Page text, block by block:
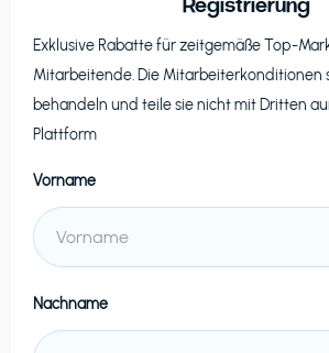
Exklusive Rabatte für zeitgemäße Top-
Mitarbeitende. Die Mitarbeiterkonditionen
behandeln und teile sie nicht mit Dritten
Plattform
Vorname
Nachname